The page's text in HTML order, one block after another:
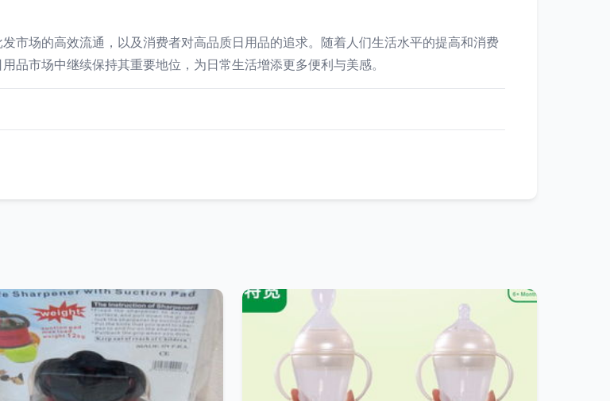
市场的高效流通，以及消费者对高品质日用品的追求。随着人们生活水平的提高和消费
品市场中继续保持其重要地位，为日常生活增添更多便利与美感。